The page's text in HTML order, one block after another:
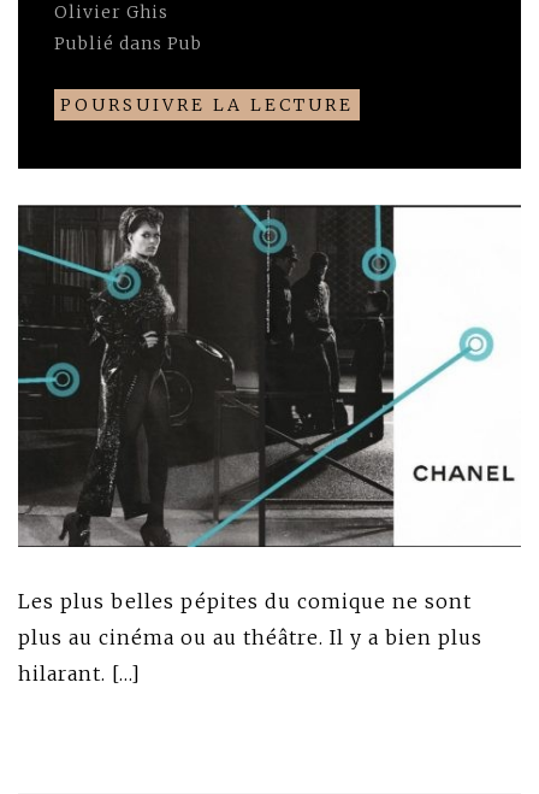
Olivier Ghis
Publié dans Pub
POURSUIVRE LA LECTURE
Les plus belles pépites du comique ne sont
plus au cinéma ou au théâtre. Il y a bien plus
hilarant. […]